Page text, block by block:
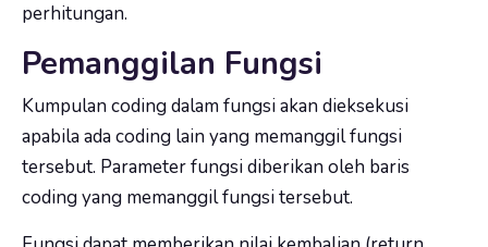
perhitungan.
Pemanggilan Fungsi
Kumpulan coding dalam fungsi akan dieksekusi
apabila ada coding lain yang memanggil fungsi
tersebut. Parameter fungsi diberikan oleh baris
coding yang memanggil fungsi tersebut.